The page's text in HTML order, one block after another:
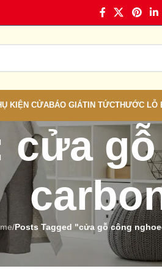
KIỆN CỬABÁO GIÁTIN TỨCTHƯỚC LỖ
cửa
/Posts Tagged "cửa gỗ công